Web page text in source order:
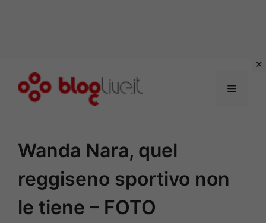
Menu
Wanda Nara, quel
reggiseno sportivo non
le tiene – FOTO